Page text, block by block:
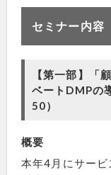
セミナー内容
【第一部】「
ベートDMPの
50）
概要
本年4月にサー